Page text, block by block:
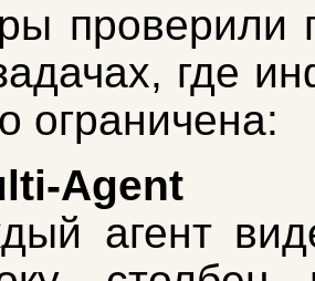
проверили
где
ограничена:
Agent
агент